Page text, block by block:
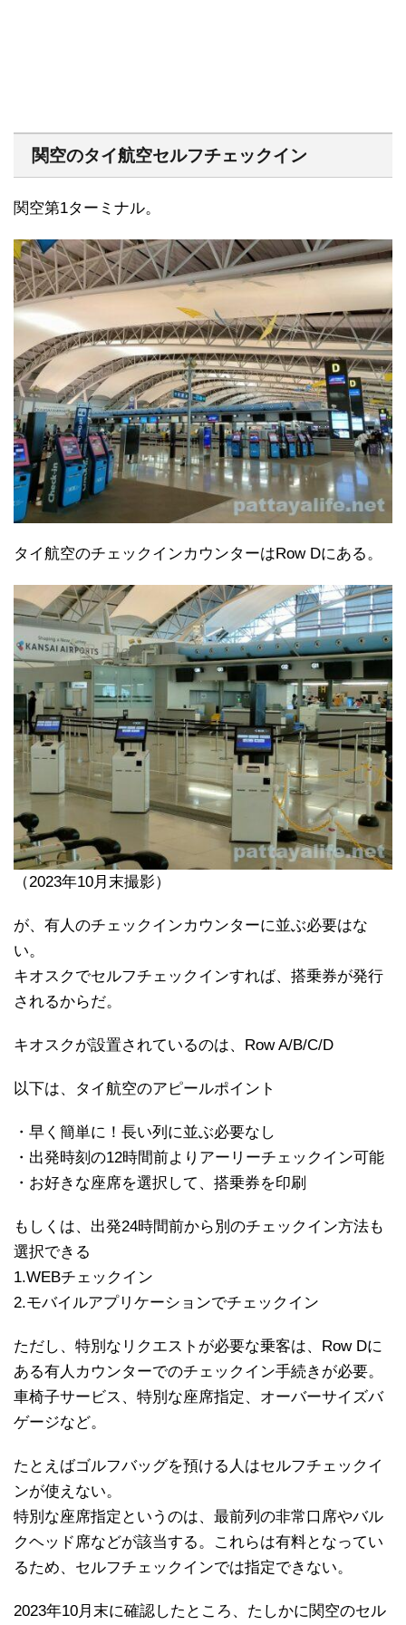
関空のタイ航空セルフチェックイン
関空第1ターミナル。
タイ航空のチェックインカウンターはRow Dにある。
（2023年10月末撮影）
が、有人のチェックインカウンターに並ぶ必要はな
い。
キオスクでセルフチェックインすれば、搭乗券が発行
されるからだ。
キオスクが設置されているのは、Row A/B/C/D
以下は、タイ航空のアピールポイント
・早く簡単に！長い列に並ぶ必要なし
・出発時刻の12時間前よりアーリーチェックイン可能
・お好きな座席を選択して、搭乗券を印刷
もしくは、出発24時間前から別のチェックイン方法も
選択できる
1.WEBチェックイン
2.モバイルアプリケーションでチェックイン
ただし、特別なリクエストが必要な乗客は、Row Dに
ある有人カウンターでのチェックイン手続きが必要。
車椅子サービス、特別な座席指定、オーバーサイズバ
ゲージなど。
たとえばゴルフバッグを預ける人はセルフチェックイ
ンが使えない。
特別な座席指定というのは、最前列の非常口席やバル
クヘッド席などが該当する。これらは有料となってい
るため、セルフチェックインでは指定できない。
2023年10月末に確認したところ、たしかに関空のセル